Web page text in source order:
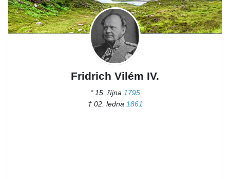
Fridrich Vilém IV.
* 15. října 1795
† 02. ledna 1861